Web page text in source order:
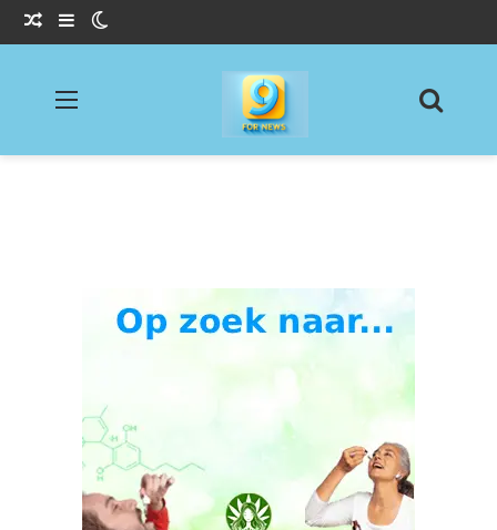
Willekeurig Artikel
Sidebar